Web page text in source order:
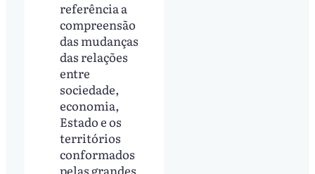
referência a
compreensão
das mudanças
das relações
entre
sociedade,
economia,
Estado e os
territórios
conformados
pelas grandes